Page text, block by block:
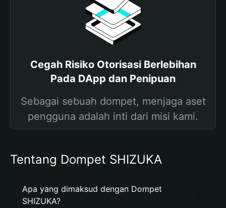
Cegah Risiko Otorisasi Berlebihan
Pada DApp dan Penipuan
Sebagai sebuah dompet, menjaga aset
pengguna adalah inti dari misi kami.
Tentang Dompet SHIZUKA
Apa yang dimaksud dengan Dompet
SHIZUKA?